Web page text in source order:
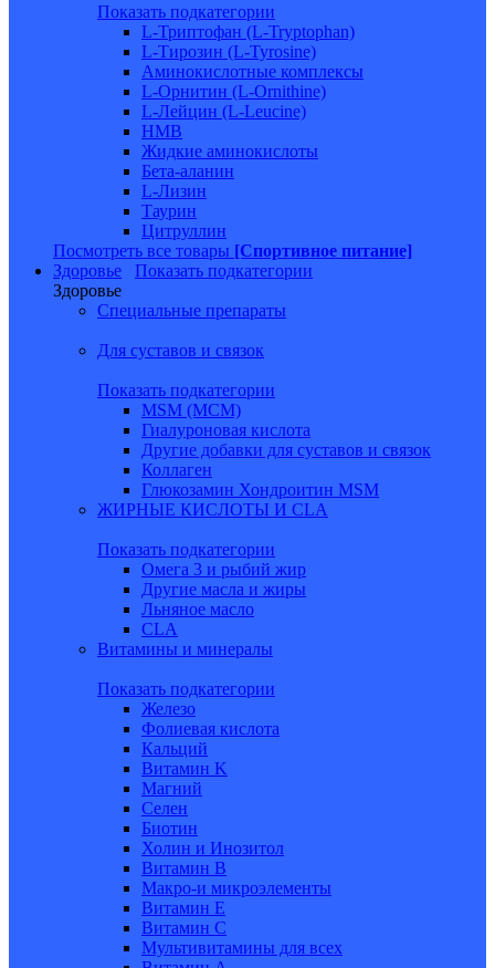
Показать подкатегории
L-Триптофан (L-Tryptophan)
L-Тирозин (L-Tyrosine)
Аминокислотные комплексы
L-Орнитин (L-Ornithine)
L-Лейцин (L-Leucine)
HMB
Жидкие аминокислоты
Бета-аланин
L-Лизин
Таурин
Цитруллин
Посмотреть все товары [Спортивное питание]
Здоровье
Показать подкатегории
Здоровье
Специальные препараты
Для суставов и связок
Показать подкатегории
MSM (МСМ)
Гиалуроновая кислота
Другие добавки для суставов и связок
Коллаген
Глюкозамин Хондроитин MSM
ЖИРНЫЕ КИСЛОТЫ И CLA
Показать подкатегории
Омега 3 и рыбий жир
Другие масла и жиры
Льняное масло
CLA
Витамины и минералы
Показать подкатегории
Железо
Фолиевая кислота
Кальций
Витамин K
Магний
Селен
Биотин
Холин и Инозитол
Витамин B
Макро-и микроэлементы
Витамин Е
Витамин С
Мультивитамины для всех